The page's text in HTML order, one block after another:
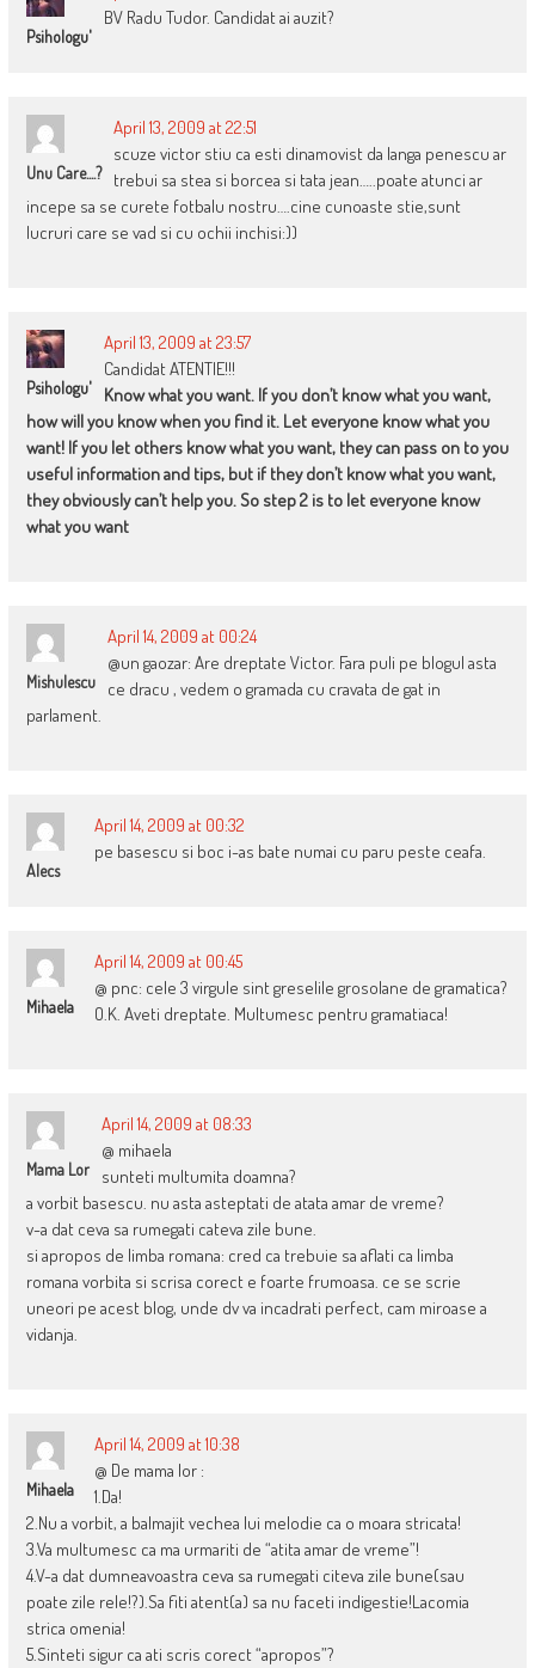
Psihologu'
BV Radu Tudor. Candidat ai auzit?
Unu Care....?
April 13, 2009 at 22:51
scuze victor stiu ca esti dinamovist da langa penescu ar
trebui sa stea si borcea si tata jean…..poate atunci ar
incepe sa se curete fotbalu nostru….cine cunoaste stie,sunt
lucruri care se vad si cu ochii inchisi:))
Psihologu'
April 13, 2009 at 23:57
Candidat ATENTIE!!!
Know what you want. If you don’t know what you want,
how will you know when you find it. Let everyone know what you
want! If you let others know what you want, they can pass on to you
useful information and tips, but if they don’t know what you want,
they obviously can’t help you. So step 2 is to let everyone know
what you want
Mishulescu
April 14, 2009 at 00:24
@un gaozar: Are dreptate Victor. Fara puli pe blogul asta
ce dracu , vedem o gramada cu cravata de gat in
parlament.
Alecs
April 14, 2009 at 00:32
pe basescu si boc i-as bate numai cu paru peste ceafa.
Mihaela
April 14, 2009 at 00:45
@ pnc: cele 3 virgule sint greselile grosolane de gramatica?
O.K. Aveti dreptate. Multumesc pentru gramatiaca!
Mama Lor
April 14, 2009 at 08:33
@ mihaela
sunteti multumita doamna?
a vorbit basescu. nu asta asteptati de atata amar de vreme?
v-a dat ceva sa rumegati cateva zile bune.
si apropos de limba romana: cred ca trebuie sa aflati ca limba
romana vorbita si scrisa corect e foarte frumoasa. ce se scrie
uneori pe acest blog, unde dv va incadrati perfect, cam miroase a
vidanja.
Mihaela
April 14, 2009 at 10:38
@ De mama lor :
1.Da!
2.Nu a vorbit, a balmajit vechea lui melodie ca o moara stricata!
3.Va multumesc ca ma urmariti de “atita amar de vreme”!
4.V-a dat dumneavoastra ceva sa rumegati citeva zile bune(sau
poate zile rele!?).Sa fiti atent(a) sa nu faceti indigestie!Lacomia
strica omenia!
5.Sinteti sigur ca ati scris corect “apropos”?